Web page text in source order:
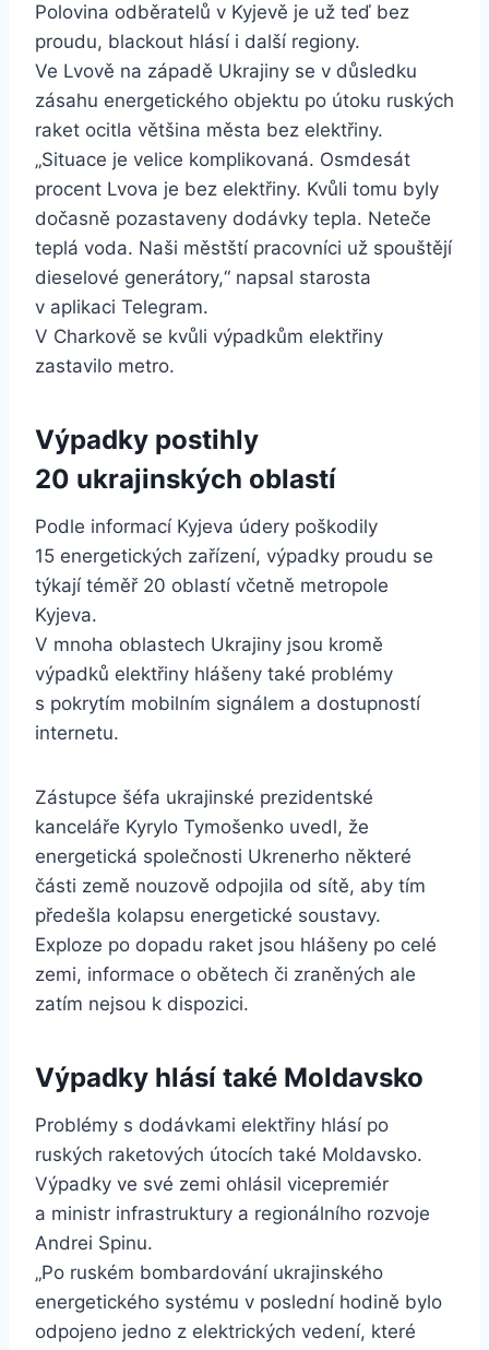
Polovina odběratelů v Kyjevě je už teď bez
proudu, blackout hlásí i další regiony.
Ve Lvově na západě Ukrajiny se v důsledku
zásahu energetického objektu po útoku ruských
raket ocitla většina města bez elektřiny.
„Situace je velice komplikovaná. Osmdesát
procent Lvova je bez elektřiny. Kvůli tomu byly
dočasně pozastaveny dodávky tepla. Neteče
teplá voda. Naši městští pracovníci už spouštějí
dieselové generátory,“ napsal starosta
v aplikaci Telegram.
V Charkově se kvůli výpadkům elektřiny
zastavilo metro.
Výpadky postihly
20 ukrajinských oblastí
Podle informací Kyjeva údery poškodily
15 energetických zařízení, výpadky proudu se
týkají téměř 20 oblastí včetně metropole
Kyjeva.
V mnoha oblastech Ukrajiny jsou kromě
výpadků elektřiny hlášeny také problémy
s pokrytím mobilním signálem a dostupností
internetu.
Zástupce šéfa ukrajinské prezidentské
kanceláře Kyrylo Tymošenko uvedl, že
energetická společnosti Ukrenerho některé
části země nouzově odpojila od sítě, aby tím
předešla kolapsu energetické soustavy.
Exploze po dopadu raket jsou hlášeny po celé
zemi, informace o obětech či zraněných ale
zatím nejsou k dispozici.
Výpadky hlásí také Moldavsko
Problémy s dodávkami elektřiny hlásí po
ruských raketových útocích také Moldavsko.
Výpadky ve své zemi ohlásil vicepremiér
a ministr infrastruktury a regionálního rozvoje
Andrei Spinu.
„Po ruském bombardování ukrajinského
energetického systému v poslední hodině bylo
odpojeno jedno z elektrických vedení, které